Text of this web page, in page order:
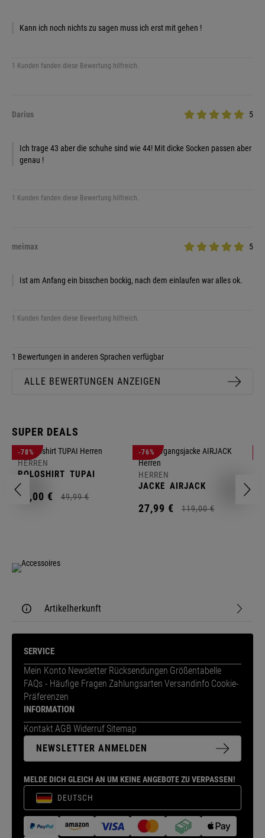
Kann ich noch nichts zu sagen muss ich erst mit gehen !
1 Kunden fanden diese Bewertung hilfreich.
Darius 5
Ich trage 43 aber die schuhe sind wie 44! Mit dicke Socken passen aber
genau !
1 Kunden fanden diese Bewertung hilfreich.
meimax 5
Ist am Anfang ein bisschen bockig, nach dem einlaufen war alles ok.
1 Kunden fanden diese Bewertung hilfreich.
1 Bewertungen in anderen Sprachen verfügbar
ALLE BEWERTUNGEN ANZEIGEN
SUPER DEALS
-78%
HERREN
POLOSHIRT TUPAI
11,00 € 49,99 €
-76%
HERREN
JACKE AIRJACK
27,99 € 119,00 €
Artikelherkunft
SERVICE
Mein Konto Newsletter Rücksendungen Größentabelle
FAQs - Häufige Fragen Zahlungsarten Versandinfo Cookie-
Präferenzen
INFORMATION
Kontakt AGB Widerruf Sitemap
NEWSLETTER ANMELDEN
MELDE DICH GLEICH AN UM KEINE ANGEBOTE ZU VERPASSEN!
DEUTSCH